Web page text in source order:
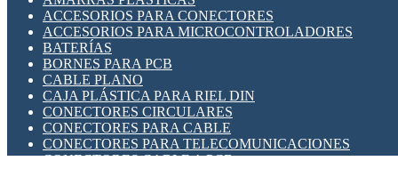
INDICADORES PARA PANEL
INTERFACES DE RELÉ
INTERRUPTORES FIN DE CARRERA
LLAVES CONMUTADORAS
MEDIDORES DE ENERGÍA Y TC'S DE CORRIENTE
MOTORES PASO A PASO
PANTALLAS HMI
PLC -CONTROLADORES LÓGICO PROGRAMABLES
PROGRAMADORES DE HORARIO
ACCESORIOS PARA CONECTORES
ACCESORIOS PARA MICROCONTROLADORES
BATERÍAS
BORNES PARA PCB
CABLE PLANO
CAJA PLÁSTICA PARA RIEL DIN
CONECTORES CIRCULARES
CONECTORES PARA CABLE
CONECTORES PARA TELECOMUNICACIONES
CONECTORES CABLE A PCB